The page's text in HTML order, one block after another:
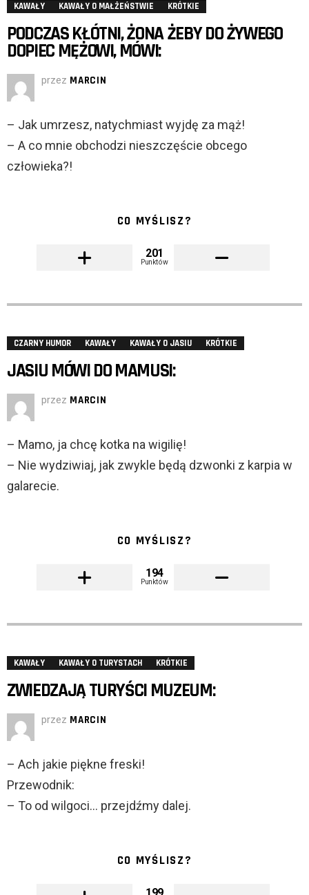
KAWAŁY KAWAŁY O MAŁŻEŃSTWIE KRÓTKIE
PODCZAS KŁÓTNI, ŻONA ŻEBY DO ŻYWEGO
DOPIEC MĘŻOWI, MÓWI:
przez MARCIN
– Jak umrzesz, natychmiast wyjdę za mąż!
– A co mnie obchodzi nieszczęście obcego
człowieka?!
CO MYŚLISZ?
201
Punktów
CZARNY HUMOR KAWAŁY KAWAŁY O JASIU KRÓTKIE
JASIU MÓWI DO MAMUSI:
przez MARCIN
– Mamo, ja chcę kotka na wigilię!
– Nie wydziwiaj, jak zwykle będą dzwonki z karpia w
galarecie.
CO MYŚLISZ?
194
Punktów
KAWAŁY KAWAŁY O TURYSTACH KRÓTKIE
ZWIEDZAJĄ TURYŚCI MUZEUM:
przez MARCIN
– Ach jakie piękne freski!
Przewodnik:
– To od wilgoci… przejdźmy dalej.
CO MYŚLISZ?